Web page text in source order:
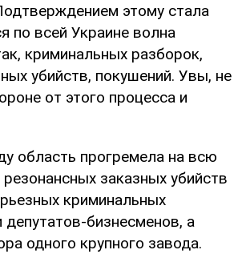
этому стала
по всей Украине волна
криминальных разборок,
убийств, покушений. Увы, не
от этого процесса и
область прогремела на всю
резонансных заказных убийств
криминальных
депутатов-бизнесменов, а
одного крупного завода.